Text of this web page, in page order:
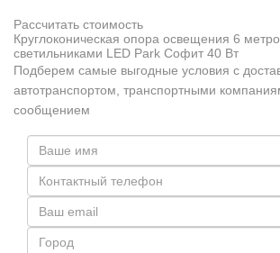
Рассчитать стоимость
Круглоконическая опора освещения 6
светильниками LED Park Софит 40 Вт
Подберем самые выгодные условия с
автотранспортом, транспортными
сообщением